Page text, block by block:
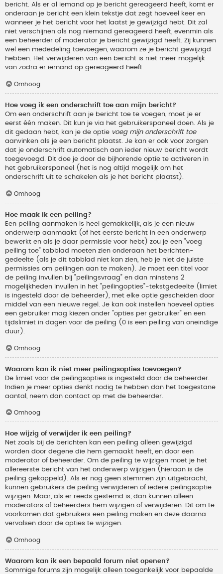
bericht. Als er al iemand op je bericht gereageerd heeft, komt er
onderaan je bericht een klein tekstje dat zegt hoeveel keer en
wanneer je het bericht voor het laatst je gewijzigd hebt. Dit zal
niet verschijnen als nog niemand gereageerd heeft, evenmin als
een beheerder of moderator je bericht gewijzigd heeft. Zij kunnen
wel een mededeling toevoegen, waarom ze je bericht gewijzigd
hebben. Het verwijderen van een bericht is niet meer mogelijk
van zodra er iemand op gereageerd heeft.
Omhoog
Hoe voeg ik een onderschrift toe aan mijn bericht?
Om een onderschrift aan je bericht toe te voegen, moet je er
eerst één maken. Dit kun je via het gebruikerspaneel doen. Als je
dit gedaan hebt, kan je de optie voeg mijn onderschrift toe
aanvinken als je een bericht plaatst. Je kan er ook voor zorgen
dat je onderschrift automatisch aan ieder nieuw bericht wordt
toegevoegd. Dit doe je door de bijhorende optie te activeren in
het gebruikerspaneel (het is nog altijd mogelijk om het
onderschrift uit te schakelen als je het bericht plaatst).
Omhoog
Hoe maak ik een peiling?
Een peiling aanmaken is heel gemakkelijk, als je een nieuw
onderwerp aanmaakt (of het eerste bericht in een onderwerp
bewerkt en als je daar permissie voor hebt) zou je een "voeg
peiling toe" tabblad moeten zien onderaan het berichten-
gedeelte (als je dit tabblad niet kan zien, heb je niet de juiste
permissies om peilingen aan te maken). Je moet een titel voor
de peiling invullen bij "peilingsvraag" en dan minstens 2
mogelijkheden invullen in het "peilingopties"-tekstgedeelte (limiet
is ingesteld door de beheerder), met elke optie gescheiden door
middel van een nieuwe regel. Je kan ook instellen hoeveel opties
een gebruiker mag kiezen onder "opties per gebruiker" en een
tijdslimiet in dagen voor de peiling (0 is een peiling van oneindige
duur).
Omhoog
Waarom kan ik niet meer peilingsopties toevoegen?
De limiet voor de peilingsopties is ingesteld door de beheerder.
Indien je meer opties denkt nodig te hebben dan het toegestane
aantal, neem dan contact op met de beheerder.
Omhoog
Hoe wijzig of verwijder ik een peiling?
Net zoals bij de berichten kan een peiling alleen gewijzigd
worden door degene die hem gemaakt heeft, en door een
moderator of beheerder. Om de peiling te wijzigen moet je het
allereerste bericht van het onderwerp wijzigen (hieraan is de
peiling gekoppeld). Als er nog geen stemmen zijn uitgebracht,
kunnen gebruikers de peiling verwijderen of iedere peilingsoptie
wijzigen. Maar, als er reeds gestemd is, dan kunnen alleen
moderators of beheerders hem wijzigen of verwijderen. Dit om te
voorkomen dat gebruikers een peiling maken en deze daarna
vervalsen door de opties te wijzigen.
Omhoog
Waarom kan ik een bepaald forum niet openen?
Sommige forums zijn mogelijk alleen toegankelijk voor bepaalde